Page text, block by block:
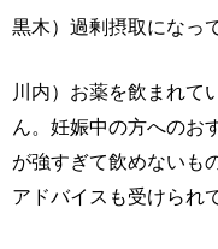
黒木）過剰摂取になっ
川内）お薬を飲まれて
ん。妊娠中の方へのお
が強すぎて飲めないも
アドバイスも受けられ